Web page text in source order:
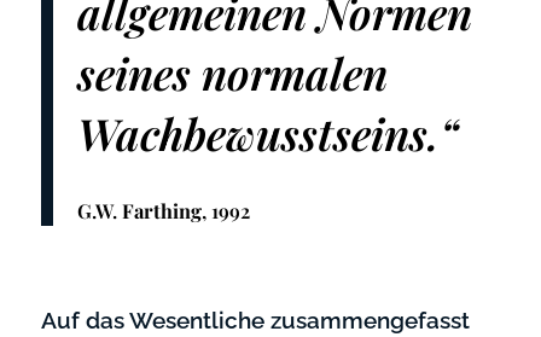
allgemeinen Normen
seines normalen
Wachbewusstseins.“
G.W.Farthing, 1992
Auf das Wesentliche zusammengefasst